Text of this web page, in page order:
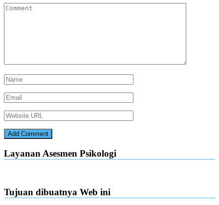
Layanan Asesmen Psikologi
Tujuan dibuatnya Web ini